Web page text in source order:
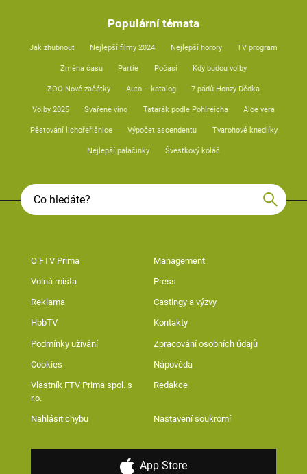
Populární témata
Jak zhubnout Nejlepší filmy 2024 Nejlepší horory TV program
Změna času Partie Počasí Kdy budou volby
ZOO Nové začátky Auto – katalog 7 pádů Honzy Dědka
Volby 2025 Svařené víno Tatarák podle Pohlreicha Aloe vera
Pěstování lichořeřišnice Výpočet ascendentu Tvarohové knedlíky
Nejlepší palačinky Švestkový koláč
O FTV Prima Management
Volná místa Press
Reklama Castingy a výzvy
HbbTV Kontakty
Podmínky užívání Zpracování osobních údajů
Cookies Nápověda
Vlastník FTV Prima spol. s
r.o.
Redakce
Nahlásit chybu Nastavení soukromí
App Store